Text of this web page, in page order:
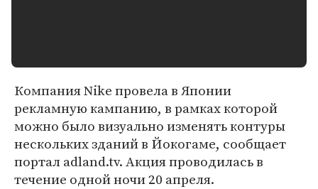
Компания Nike провела в Японии
рекламную кампанию, в рамках которой
можно было визуально изменять контуры
нескольких зданий в Йокогаме, сообщает
портал adland.tv. Акция проводилась в
течение одной ночи 20 апреля.